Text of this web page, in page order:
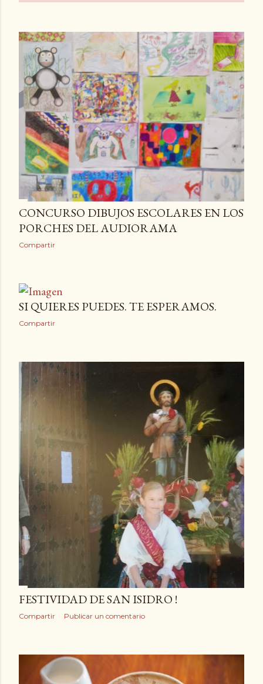
CONCURSO DIBUJOS ESCOLARES EN LOS
PORCHES DEL AUDIORAMA
Compartir
SI QUIERES PUEDES. TE ESPERAMOS.
Compartir
FESTIVIDAD DE SAN ISIDRO !
Compartir Publicar un comentario